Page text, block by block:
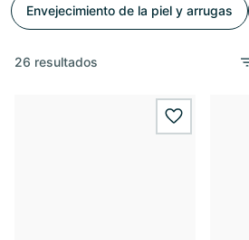
Envejecimiento de la piel y arrugas
26 resultados
wishlist.add